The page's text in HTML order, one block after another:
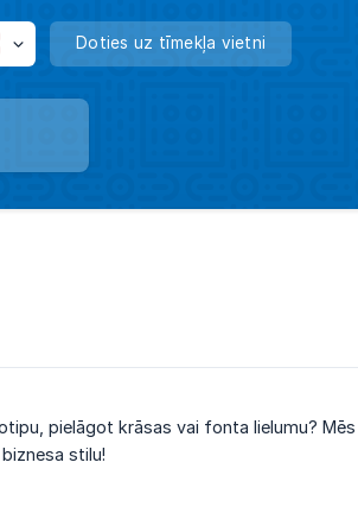
Doties uz tīmekļa vietni
pielāgot krāsas vai fonta lielumu?
stilu!